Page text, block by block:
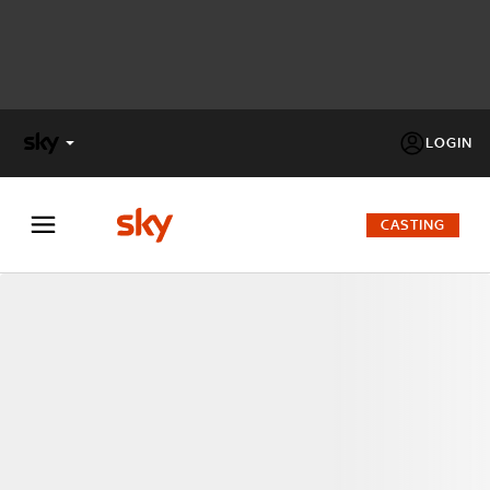
LOGIN
FACTOR
CASTING